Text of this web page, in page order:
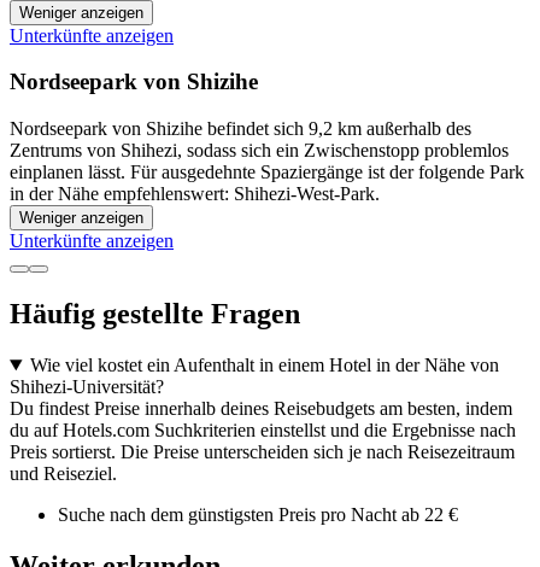
Weniger anzeigen
Unterkünfte anzeigen
Nordseepark von Shizihe
Nordseepark von Shizihe befindet sich 9,2 km außerhalb des
Zentrums von Shihezi, sodass sich ein Zwischenstopp problemlos
einplanen lässt. Für ausgedehnte Spaziergänge ist der folgende Park
in der Nähe empfehlenswert: Shihezi-West-Park.
Weniger anzeigen
Unterkünfte anzeigen
Häufig gestellte Fragen
Wie viel kostet ein Aufenthalt in einem Hotel in der Nähe von
Shihezi-Universität?
Du findest Preise innerhalb deines Reisebudgets am besten, indem
du auf Hotels.com Suchkriterien einstellst und die Ergebnisse nach
Preis sortierst. Die Preise unterscheiden sich je nach Reisezeitraum
und Reiseziel.
Suche nach dem günstigsten Preis pro Nacht ab 22 €